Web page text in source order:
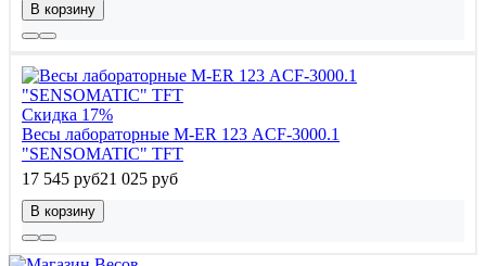
В корзину
Скидка 17%
Весы лабораторные M-ER 123 АCF-3000.1
"SENSOMATIC" TFT
17 545 руб21 025 руб
В корзину